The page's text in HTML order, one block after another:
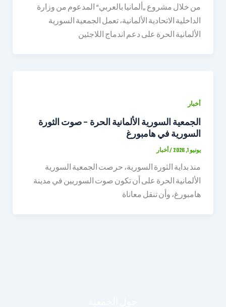
من خلال مشروع „ألمانيا بالعربي“ المدعوم من وزارة
الداخلية الاتحادية الألمانية، تعمل الجمعية السورية
الألمانية الحرة على دعم اندماج اللاجئين
أخبار
الجمعية السورية الألمانية الحرة – صوت الثورة
السورية في هامبورغ
يونيو 1, 2026 /أخبار
منذ بداية الثورة السورية، حرصت الجمعية السورية
الألمانية الحرة على أن تكون صوت السوريين في مدينة
هامبورغ، وأن تنقل معاناة